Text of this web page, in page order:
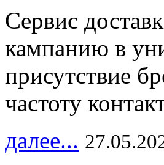
Сервис
кампанию в
присутствие
частоту
далее...